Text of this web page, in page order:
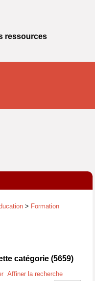
> Formation
catégorie (5659)
Affiner la recherche
ressources